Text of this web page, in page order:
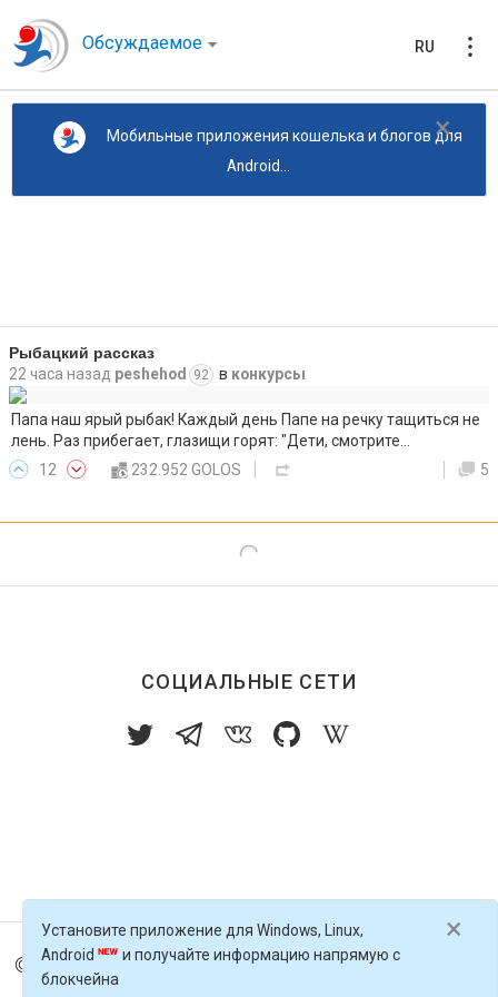
Обсуждаемое RU
×
Мобильные приложения кошелька и блогов для
Android...
Рыбацкий рассказ
22 часа назад peshehod 92 в конкурсы
Папа наш ярый рыбак! Каждый день Папе на речку тащиться не
лень. Раз прибегает, глазищи горят: "Дети, смотрите…
12
232.952 GOLOS 5
СОЦИАЛЬНЫЕ СЕТИ
© 2016-2026Голос Блоги — децентрализованная п
латформа, работающая на блокчейне Golos
×
Установите приложение для Windows, Linux,
Android
и получайте информацию напрямую с
блокчейна